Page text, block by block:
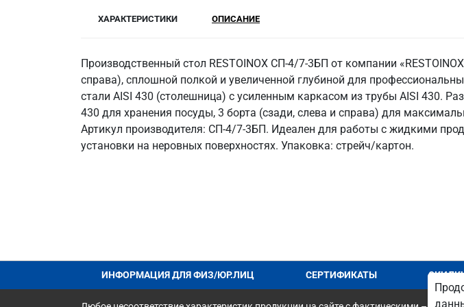
ХАРАКТЕРИСТИКИ ОПИСАНИЕ
Производственный стол RESTOINOX СП-4/7-3БП от компании
справа), сплошной полкой и увеличенной глубиной для
стали AISI 430 (столешница) с усиленным каркасом из трубы AISI 430.
430 для хранения посуды, 3 борта (сзади, слева и справа) для
Артикул производителя: СП-4/7-3БП. Идеален для работы с жидкими
установки на неровных поверхностях. Упаковка: стрейч/картон.
ИНФОРМАЦИЯ ДЛЯ ФИЗ/ЮР.ЛИЦ СЕРТИФИКАТЫ